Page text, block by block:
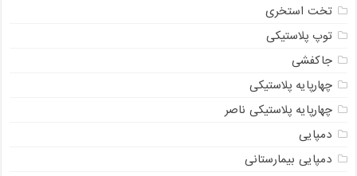
تخت استخری
توپ پلاستیکی
جاکفشی
چهارپایه پلاستیکی
چهارپایه پلاستیکی ناصر
دمپایی
دمپایی بیمارستانی